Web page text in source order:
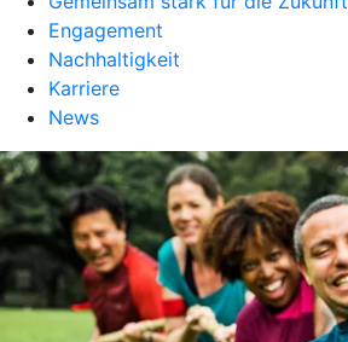
Engagement
Nachhaltigkeit
Karriere
News